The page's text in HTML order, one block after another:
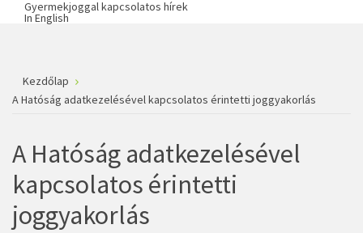
Gyermekjoggal kapcsolatos hírek
In English
Kezdőlap
A Hatóság adatkezelésével kapcsolatos érintetti joggyakorlás
A Hatóság adatkezelésével
kapcsolatos érintetti
joggyakorlás